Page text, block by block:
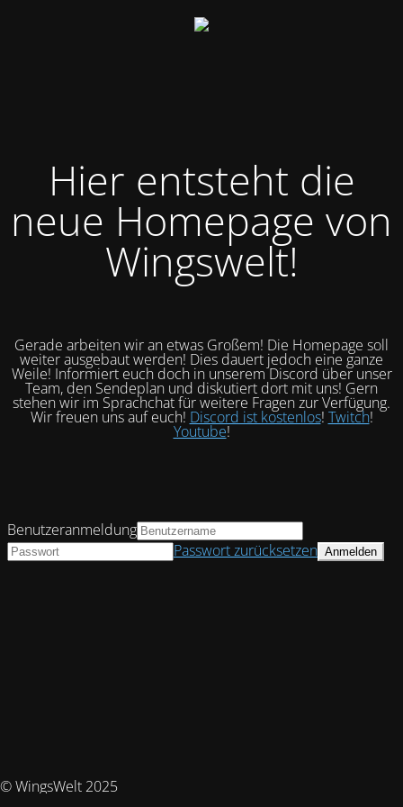
Hier entsteht die
neue Homepage von
Wingswelt!
Gerade arbeiten wir an etwas Großem! Die Homepage soll
weiter ausgebaut werden! Dies dauert jedoch eine ganze
Weile! Informiert euch doch in unserem Discord über unser
Team, den Sendeplan und diskutiert dort mit uns! Gern
stehen wir im Sprachchat für weitere Fragen zur Verfügung.
Wir freuen uns auf euch! Discord ist kostenlos! Twitch!
Youtube!
© WingsWelt 2025
Benutzeranmeldung
Passwort zurücksetzen